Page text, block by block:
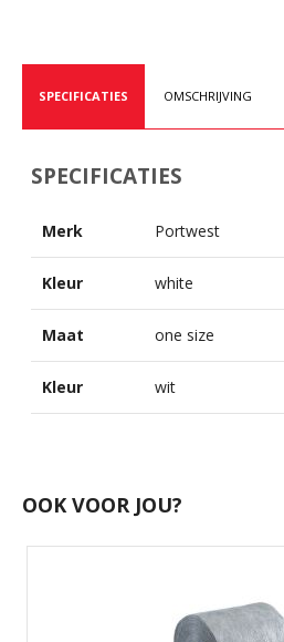
SPECIFICATIES OMSCHRIJVING
SPECIFICATIES
Merk Portwest
Kleur white
Maat one size
Kleur wit
OOK VOOR JOU?